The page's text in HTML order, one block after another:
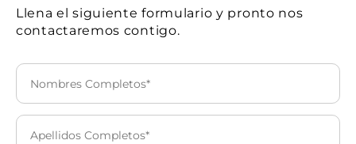
Llena el siguiente formulario y pronto nos
contactaremos contigo.